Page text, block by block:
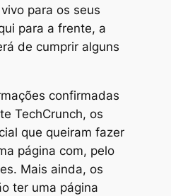
para os seus
para a frente, a
de cumprir alguns
confirmadas
TechCrunch, os
que queiram fazer
página com, pelo
Mais ainda, os
ter uma página